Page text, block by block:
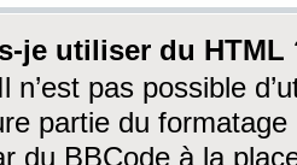
je utiliser du HTML
n’est pas possible
partie du
du BBCode à la